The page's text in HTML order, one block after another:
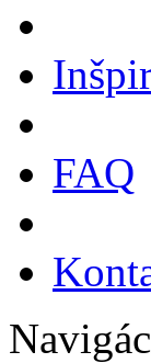
FAQ